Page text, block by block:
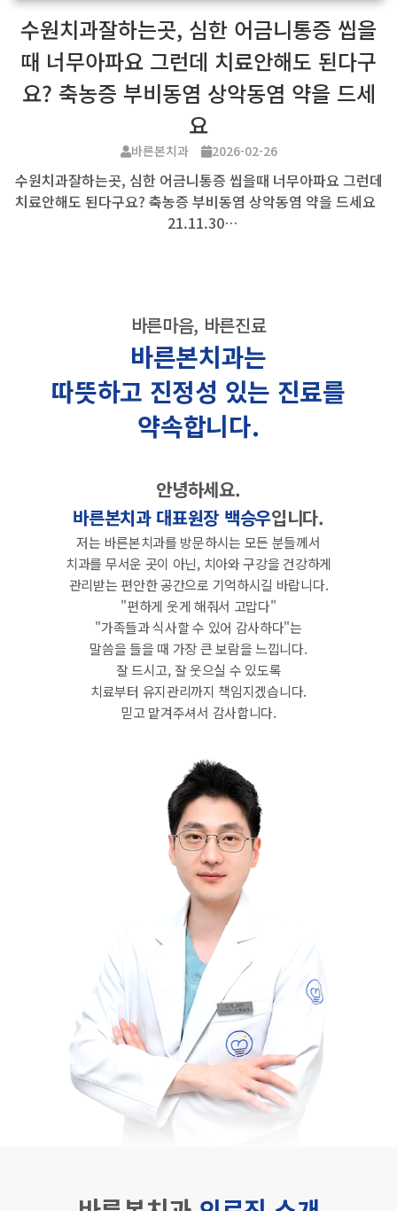
수원치과잘하는곳, 심한 어금니통증 씹을
때 너무아파요 그런데 치료안해도 된다구
요? 축농증 부비동염 상악동염 약을 드세
요
바른본치과 2026-02-26
수원치과잘하는곳, 심한 어금니통증 씹을때 너무아파요 그런데
치료안해도 된다구요? 축농증 부비동염 상악동염 약을 드세요
21.11.30…
바른마음, 바른진료
바른본치과는
따뜻하고 진정성 있는 진료를
약속합니다.
안녕하세요.
바른본치과 대표원장 백승우입니다.
저는 바른본치과를 방문하시는 모든 분들께서
치과를 무서운 곳이 아닌, 치아와 구강을 건강하게
관리받는 편안한 공간으로 기억하시길 바랍니다.
"편하게 웃게 해줘서 고맙다"
"가족들과 식사할 수 있어 감사하다"는
말씀을 들을 때 가장 큰 보람을 느낍니다.
잘 드시고, 잘 웃으실 수 있도록
치료부터 유지관리까지 책임지겠습니다.
믿고 맡겨주셔서 감사합니다.